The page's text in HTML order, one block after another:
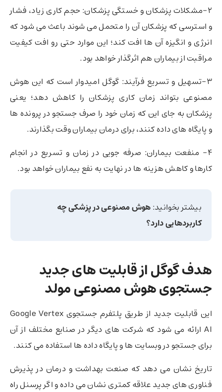
2-مشکلات پزشکان و خستگی پزشکان: حجم کاری زیاد، فشار
و استرسی که پزشکان آن را متحمل می شوند باعث می شود که
انرژی و انگیزه آن ها افت کند؛ این موارد حتی رو افت کیفیت
مراقبت از بیماران هم اثرگذار خواهد بود.
3-تسهیل و تسریع فرآیند: گوگل امیدوار است که این هوش
مصنوعی بتواند زمان کاری پزشکان را کاهش دهد؛ یعنی
پزشکان به جای این که زمان خود را صرف جستجو در پرونده ها
و پایگاه های داده کنند، برای درمان بیماران وقت بگذارند.
4- منفعت بیماران: صرفه جویی در زمان و تسریع در انجام
کارها و کاهش هزینه ها در نهایت به نفع بیماران خواهد بود.
بیشتر بخوانید:هوش مصنوعی در پزشکی چه
کاربردهایی دارد؟
هدف گوگل ازقابلیت های جدید
جستجوی هوش مصنوعی مولد
این قابلیت جدید از طریق پلتفرم جستجوی Google Vertex
AI ارائه می شود که شرکت های دیگر در صنایع مختلف از آن
برای جستجو در وبسایت ها و پایگاه داده ها استفاده می کنند.
تاریخ نشان می دهد که صنعت بهداشت و درمان در پذیرش
فناوری های جدید علاقه کمتری نشان می داده و اگر پرسنل راه